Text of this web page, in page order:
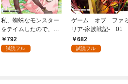
私、蜘蛛なモンスター
をテイムしたので、ス
パイダーシルクで裁縫
を頑張ります！ 1
792
試読フル
ゲーム オブ ファミ
リア-家族戦記- 01
682
試読フル